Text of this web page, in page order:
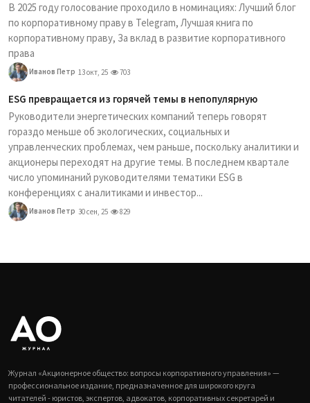
В 2025 году голосование проходило в номинациях: Лучший блог
по корпоративному праву в Telegram, Лучшая книга по
корпоративному праву, За вклад в развитие корпоративного
права
Иванов Петр 13 окт, 25 703
ESG превращается из горячей темы в непопулярную
Руководители энергетических компаний теперь говорят
гораздо меньше об экологических, социальных и
управленческих проблемах, чем раньше, поскольку аналитики и
акционеры переходят на другие темы. В последнем квартале
число упоминаний руководителями тематики ESG в
конференциях с аналитиками и инвестор...
Иванов Петр 30 сен, 25 829
Журнал «Акционерное общество: вопросы корпоративного управления» —
профессиональное издание, предназначенное для широкого круга
читателей - юристов, экспертов, адвокатов, корпоративных секретарей и